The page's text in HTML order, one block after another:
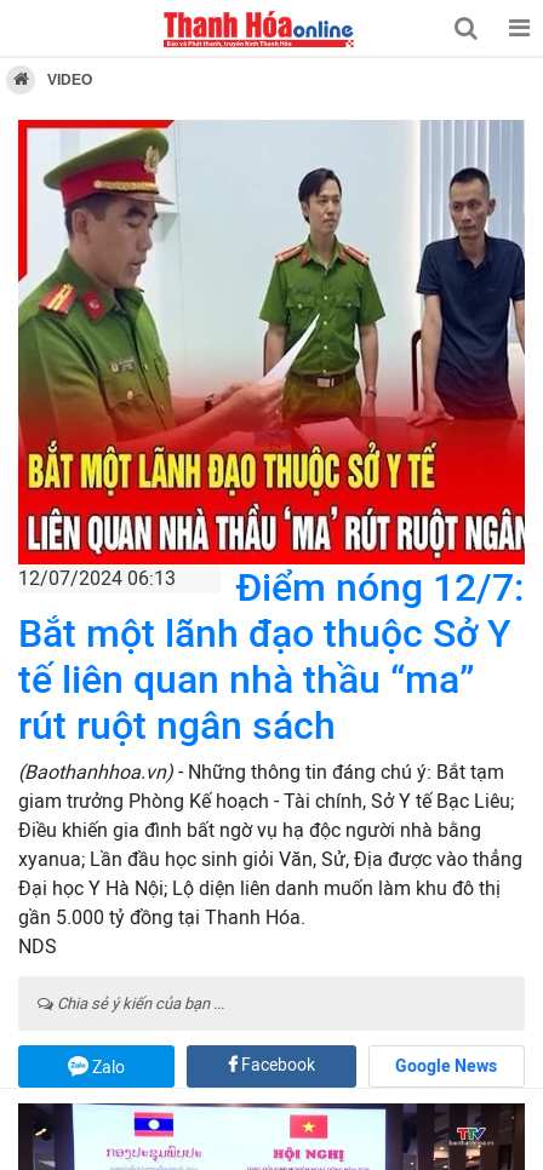
VIDEO
12/07/2024 06:13
Điểm nóng 12/7:
Bắt một lãnh đạo thuộc Sở Y
tế liên quan nhà thầu “ma”
rút ruột ngân sách
(Baothanhhoa.vn) - Những thông tin đáng chú ý: Bắt tạm
giam trưởng Phòng Kế hoạch - Tài chính, Sở Y tế Bạc Liêu;
Điều khiến gia đình bất ngờ vụ hạ độc người nhà bằng
xyanua; Lần đầu học sinh giỏi Văn, Sử, Địa được vào thẳng
Đại học Y Hà Nội; Lộ diện liên danh muốn làm khu đô thị
gần 5.000 tỷ đồng tại Thanh Hóa.
NDS
Chia sẻ ý kiến của bạn ...
Zalo Facebook Google News